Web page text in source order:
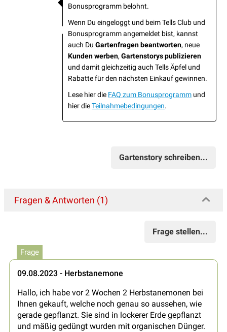
Bonusprogramm belohnt.
Wenn Du eingeloggt und beim Tells Club und
Bonusprogramm angemeldet bist, kannst
auch Du Gartenfragen beantworten, neue
Kunden werben, Gartenstorys publizieren
und damit gleichzeitig auch Tells Äpfel und
Rabatte für den nächsten Einkauf gewinnen.
Lese hier die FAQ zum Bonusprogramm und
hier dieTeilnahmebedingungen.
Gartenstory schreiben...
Fragen & Antworten (1)
Frage stellen...
Frage
09.08.2023 - Herbstanemone
Hallo, ich habe vor 2 Wochen 2 Herbstanemonen bei
Ihnen gekauft, welche noch genau so aussehen, wie
gerade gepflanzt. Sie sind in lockerer Erde gepflanzt
und mäßig gedüngt wurden mit organischen Dünger.